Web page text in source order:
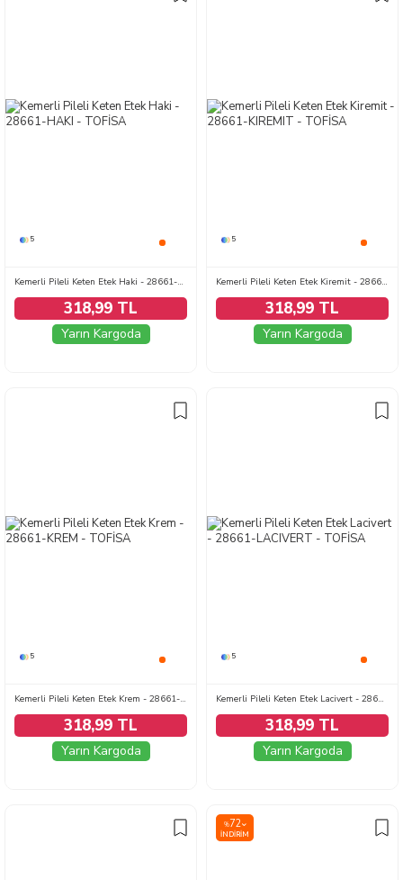
5
Kemerli Pileli Keten Etek Haki - 28661-HAKI
318,99 TL
Yarın Kargoda
5
Kemerli Pileli Keten Etek Kiremit - 28661-KIREMIT
318,99 TL
Yarın Kargoda
5
Kemerli Pileli Keten Etek Krem - 28661-KREM
318,99 TL
Yarın Kargoda
5
Kemerli Pileli Keten Etek Lacivert - 28661-LACIVERT
318,99 TL
Yarın Kargoda
%72
İNDIRIM